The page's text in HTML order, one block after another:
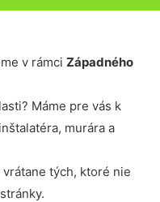
v rámci Západného
Máme pre vás k
murára a
tých, ktoré nie